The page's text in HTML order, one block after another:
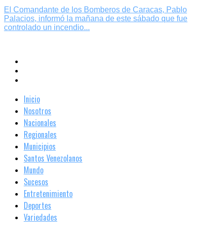
El Comandante de los Bomberos de Caracas, Pablo
Palacios, informó la mañana de este sábado que fue
controlado un incendio...
Inicio
Nosotros
Nacionales
Regionales
Municipios
Santos Venezolanos
Mundo
Sucesos
Entretenimiento
Deportes
Variedades